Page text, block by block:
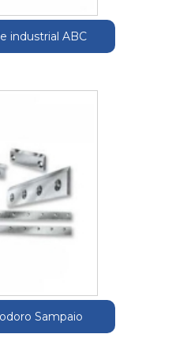
industrial ABC
Sampaio